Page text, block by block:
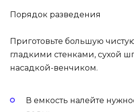
Порядок разведения
Приготовьте большую
гладкими стенками, сухой
насадкой-венчиком.
В емкость налейте